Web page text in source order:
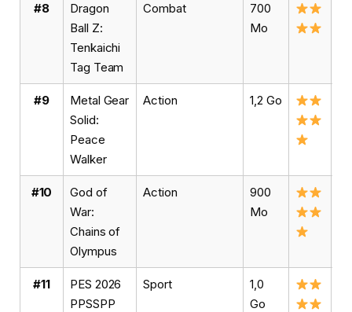
#8
Dragon
Ball Z:
Tenkaichi
Tag Team
Combat
700
Mo
#9
Metal Gear
Solid:
Peace
Walker
Action 1,2 Go
#10
God of
War:
Chains of
Olympus
Action
900
Mo
#11
PES 2026
PPSSPP
Sport
1,0
Go